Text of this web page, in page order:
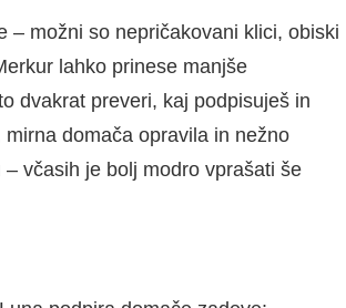
– možni so nepričakovani klici, obiski
lahko prinese manjše
dvakrat preveri, kaj podpisuješ in
domača opravila in nežno
včasih je bolj modro vprašati še